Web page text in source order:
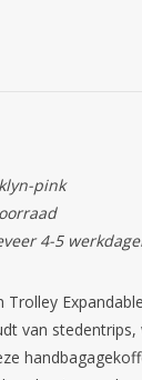
pink
4-5
Trolley Expandable
van